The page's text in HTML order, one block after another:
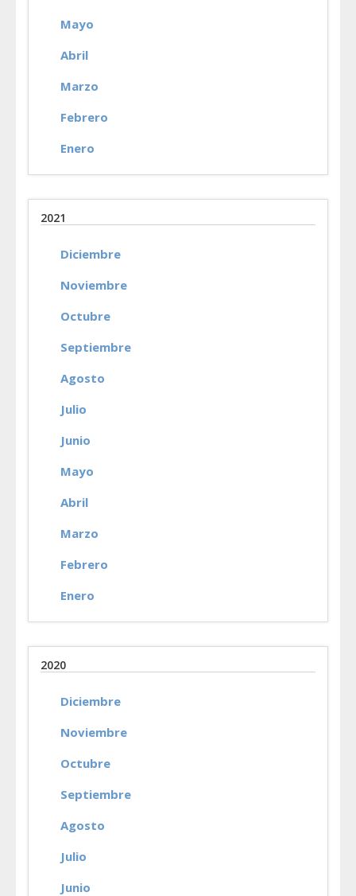
Mayo
Abril
Marzo
Febrero
Enero
2021
Diciembre
Noviembre
Octubre
Septiembre
Agosto
Julio
Junio
Mayo
Abril
Marzo
Febrero
Enero
2020
Diciembre
Noviembre
Octubre
Septiembre
Agosto
Julio
Junio